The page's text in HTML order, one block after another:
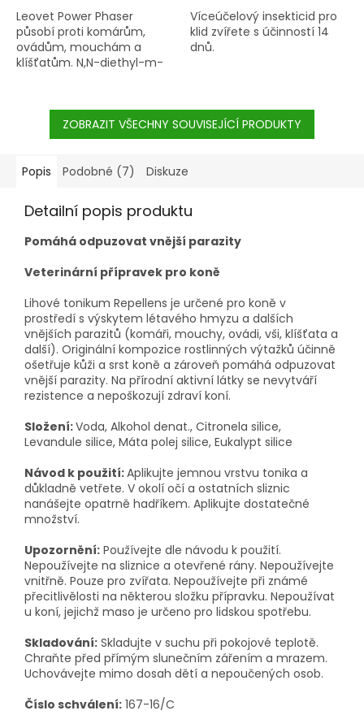
Leovet Power Phaser
působí proti komárům,
ovádům, mouchám a
klíšťatům. N,N-diethyl-m-
vykazuje stoprocentní
odpuzující účinek, ve
spojení s originální
optimální přilnavost
látek i když se kůň potí:
účinek trvá cca 7 hodin.
Víceúčelový insekticid pro
klid zvířete s účinností 14
dnů.
ZOBRAZIT VŠECHNY SOUVISEJÍCÍ PRODUKTY
Popis Podobné (7) Diskuze
Detailní popis produktu
Pomáhá odpuzovat vnější parazity
Veterinární přípravek pro koně
Lihové tonikum Repellens je určené pro koně v
prostředí s výskytem létavého hmyzu a dalších
vnějších parazitů (komáři, mouchy, ovádi, vši, klíšťata a
další). Originální kompozice rostlinných výtažků účinně
ošetřuje kůži a srst koně a zároveň pomáhá odpuzovat
vnější parazity. Na přírodní aktivní látky se nevytváří
rezistence a nepoškozují zdraví koní.
Složení:Voda, Alkohol denat., Citronela silice,
Levandule silice, Máta polej silice, Eukalypt silice
Návod k použití:Aplikujte jemnou vrstvu tonika a
důkladně vetřete. V okolí očí a ostatních sliznic
nanášejte opatrně hadříkem. Aplikujte dostatečné
množství.
Upozornění: Používejte dle návodu k použití.
Nepoužívejte na sliznice a otevřené rány. Nepoužívejte
vnitřně. Pouze pro zvířata. Nepoužívejte při známé
přecitlivělosti na některou složku přípravku. Nepoužívat
u koní, jejichž maso je určeno pro lidskou spotřebu.
Skladování: Skladujte v suchu při pokojové teplotě.
Chraňte před přímým slunečním zářením a mrazem.
Uchovávejte mimo dosah dětí a nepoučených osob.
Číslo schválení: 167-16/C